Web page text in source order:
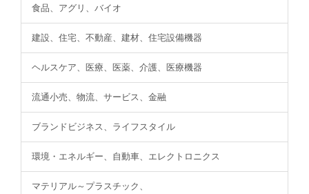
食品、アグリ、バイオ
建設、住宅、不動産、建材、住宅設備機器
ヘルスケア、医療、医薬、介護、医療機器
流通小売、物流、サービス、金融
ブランドビジネス、ライフスタイル
環境・エネルギー、自動車、エレクトロニクス
マテリアル～プラスチック、